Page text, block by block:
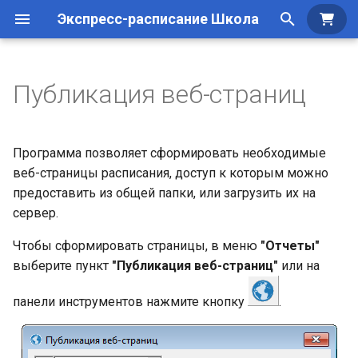
Экспресс-расписание Школа
и
а
Создание базы данных
Дополнительные
возможности
Общие сведения по
Импорт данных
Основы работы
Режимы работы
Операции с уроками
Системные требования
Приобретение,
установка и регистрация
Приобретение
Установка программы
Регистрация программы
программы
Обновление программы
Публикация веб-страниц
Программа позволяет сформировать необходимые
веб-страницы расписания, доступ к которым можно
предоставить из общей папки, или загрузить их на
сервер.
Чтобы сформировать страницы, в меню "Отчеты"
выберите пункт "Публикация веб-страниц" или на
панели инструментов нажмите кнопку .